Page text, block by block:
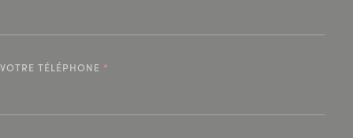
VOTRE TÉLÉPHONE *